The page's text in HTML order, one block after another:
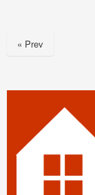
e
k
« Prev